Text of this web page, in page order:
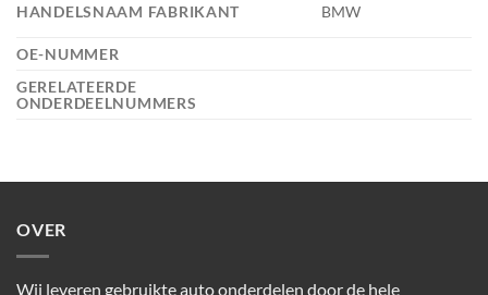
HANDELSNAAM FABRIKANT BMW
OE-NUMMER
GERELATEERDE
ONDERDEELNUMMERS
OVER
Wij leveren gebruikte auto onderdelen door de hele